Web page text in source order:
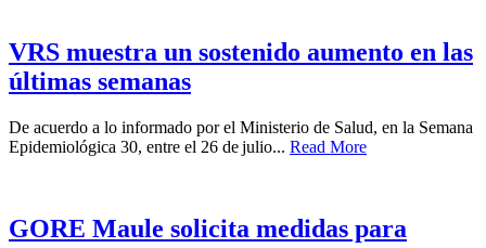
VRS muestra un sostenido aumento en las
últimas semanas
De acuerdo a lo informado por el Ministerio de Salud, en la Semana
Epidemiológica 30, entre el 26 de julio... Read More
GORE Maule solicita medidas para